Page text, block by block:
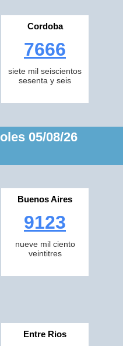
Cordoba
7666
siete mil seiscientos
sesenta y seis
05/08/26
Buenos Aires
9123
nueve mil ciento
veintitres
Entre Rios